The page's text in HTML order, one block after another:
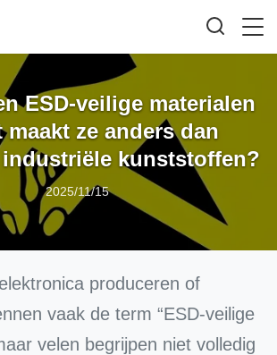
ESD-veilige materialen
maakt ze anders dan
kunststoffen?
2025/11/15
produceren of
vaak de term “ESD-veilige
velen begrijpen niet volledig